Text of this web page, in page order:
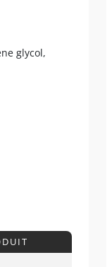
glycol,